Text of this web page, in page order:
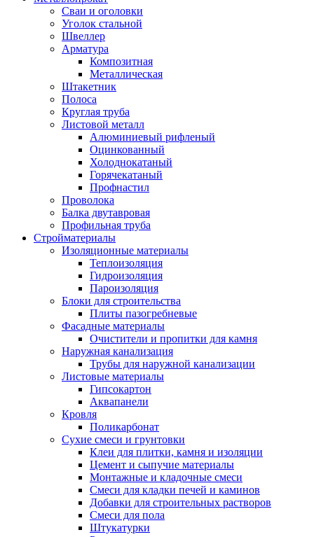
Сваи и оголовки
Уголок стальной
Швеллер
Арматура
Композитная
Металлическая
Штакетник
Полоса
Круглая труба
Листовой металл
Алюминиевый рифленый
Оцинкованный
Холоднокатаный
Горячекатаный
Профнастил
Проволока
Балка двутавровая
Профильная труба
Стройматериалы
Изоляционные материалы
Теплоизоляция
Гидроизоляция
Пароизоляция
Блоки для строительства
Плиты пазогребневые
Фасадные материалы
Очистители и пропитки для камня
Наружная канализация
Трубы для наружной канализации
Листовые материалы
Гипсокартон
Аквапанели
Кровля
Поликарбонат
Сухие смеси и грунтовки
Клеи для плитки, камня и изоляции
Цемент и сыпучие материалы
Монтажные и кладочные смеси
Смеси для кладки печей и каминов
Добавки для строительных растворов
Смеси для пола
Штукатурки